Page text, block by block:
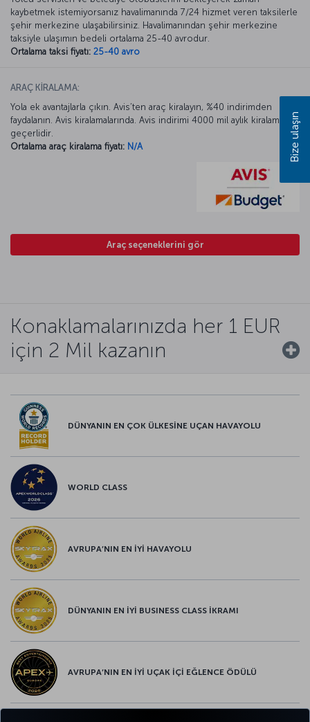
kaybetmek istemiyorsanız havalimanında 7/24 hizmet veren taksilerle
şehir merkezine ulaşabilirsiniz. Havalimanından şehir merkezine
taksiyle ulaşımın bedeli ortalama 25-40 avrodur.
Ortalama taksi fiyatı: 25-40 avro
ARAÇ KİRALAMA:
Yola ek avantajlarla çıkın. Avis’ten araç kiralayın, %40 indirimden
faydalanın. Avis kiralamalarında. Avis indirimi 4000 mil aylık kiralamada
geçerlidir.
Ortalama araç kiralama fiyatı: N/A
Araç seçeneklerini gör
Konaklamalarınızda her 1 EUR
için 2 Mil kazanın
DÜNYANIN EN ÇOK ÜLKESİNE UÇAN HAVAYOLU
WORLD CLASS
AVRUPA’NIN EN İYİ HAVAYOLU
DÜNYANIN EN İYİ BUSINESS CLASS İKRAMI
AVRUPA’NIN EN İYİ UÇAK İÇİ EĞLENCE ÖDÜLÜ
Bize ulaşın